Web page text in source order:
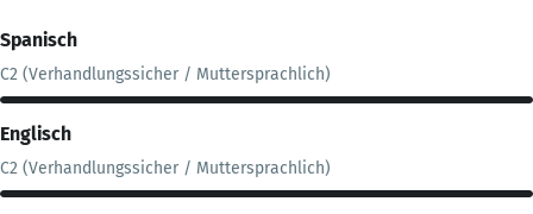
Spanisch
C2 (Verhandlungssicher / Muttersprachlich)
Englisch
C2 (Verhandlungssicher / Muttersprachlich)